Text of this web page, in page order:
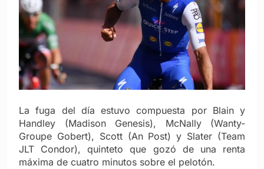
La fuga del día estuvo compuesta por Blain y
Handley (Madison Genesis), McNally (Wanty-
Groupe Gobert), Scott (An Post) y Slater (Team
JLT Condor), quinteto que gozó de una renta
máxima de cuatro minutos sobre el pelotón.